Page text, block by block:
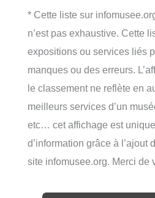
* Cette liste sur
n’est pas exhaustive. Cette
expositions ou services liés
manques ou des erreurs.
le classement ne reflète en
meilleurs services d’un
etc… cet affichage est
d’information grâce à l’ajout
site infomusee.org. Merci de